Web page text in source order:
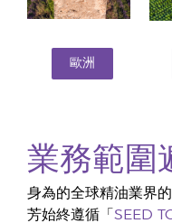
歐洲
業務範圍
身為的全球精油業界
芳始終遵循「 SEED